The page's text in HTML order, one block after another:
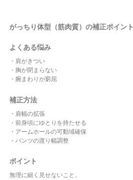
がっちり体型（筋肉質）の補正ポイント
よくある悩み
・肩がきつい
・胸が閉まらない
・腕まわりが窮屈
補正方法
・肩幅の拡張
・前身頃にゆとりを持たせる
・アームホールの可動域確保
・パンツの渡り幅調整
ポイント
無理に細く見せないこと。